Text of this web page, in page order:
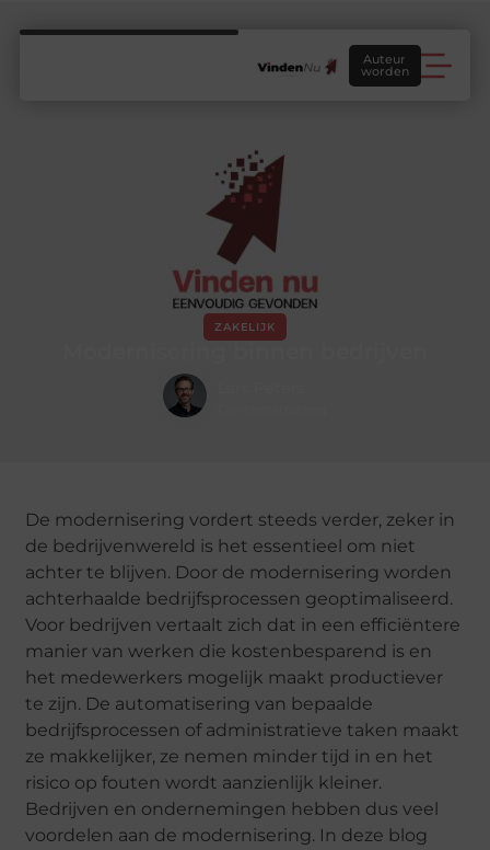
Auteur
worden
ZAKELIJK
De modernisering vordert steeds verder, zeker in
de bedrijvenwereld is het essentieel om niet
achter te blijven. Door de modernisering worden
achterhaalde bedrijfsprocessen geoptimaliseerd.
Voor bedrijven vertaalt zich dat in een efficiëntere
manier van werken die kostenbesparend is en
het medewerkers mogelijk maakt productiever
te zijn. De automatisering van bepaalde
bedrijfsprocessen of administratieve taken maakt
ze makkelijker, ze nemen minder tijd in en het
risico op fouten wordt aanzienlijk kleiner.
Bedrijven en ondernemingen hebben dus veel
voordelen aan de modernisering. In deze blog